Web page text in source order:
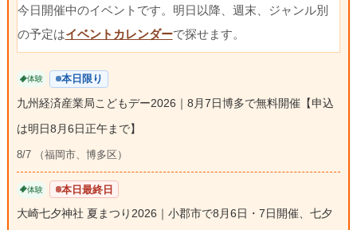
今日開催中のイベントです。明日以降、週末、ジャンル別
の予定はイベントカレンダーで探せます。
体験 本日限り
九州経済産業局こどもデー2026｜8月7日博多で無料開催【申込
は明日8月6日正午まで】
8/7 （福岡市、博多区）
体験 本日最終日
大崎七夕神社 夏まつり2026｜小郡市で8月6日・7日開催、七夕